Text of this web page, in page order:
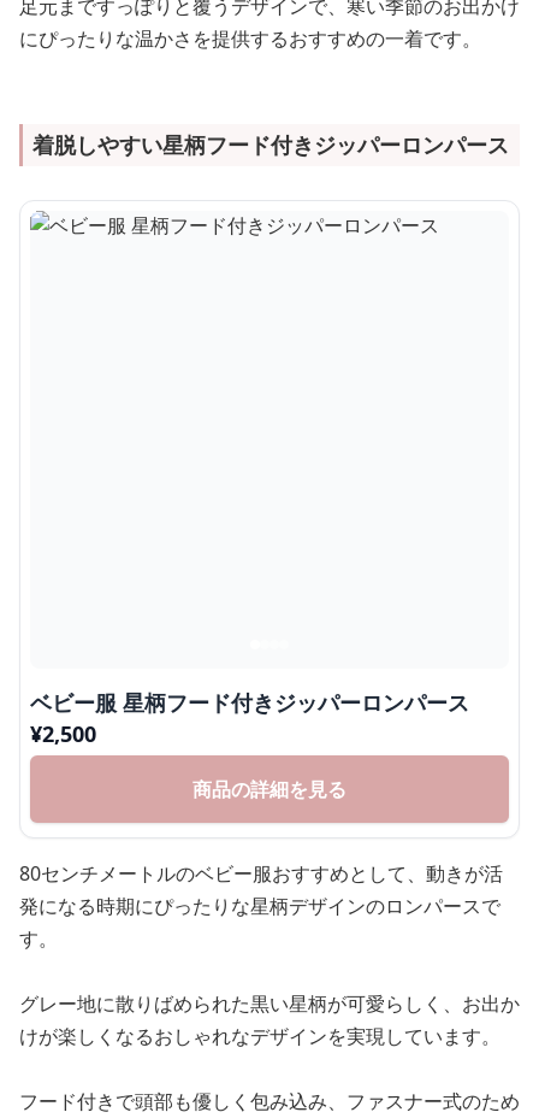
足元まですっぽりと覆うデザインで、寒い季節のお出かけ
にぴったりな温かさを提供するおすすめの一着です。
着脱しやすい星柄フード付きジッパーロンパース
ベビー服 星柄フード付きジッパーロンパース
¥2,500
商品の詳細を見る
80センチメートルのベビー服おすすめとして、動きが活
発になる時期にぴったりな星柄デザインのロンパースで
す。
グレー地に散りばめられた黒い星柄が可愛らしく、お出か
けが楽しくなるおしゃれなデザインを実現しています。
フード付きで頭部も優しく包み込み、ファスナー式のため